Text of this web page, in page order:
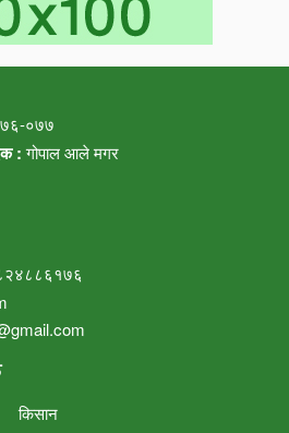
०७७
:गोपाल आले मगर
किसान